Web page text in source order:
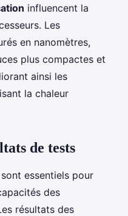
influencent la
Les
en nanomètres,
plus compactes et
ainsi les
la chaleur
de tests
sont essentiels pour
des
résultats des